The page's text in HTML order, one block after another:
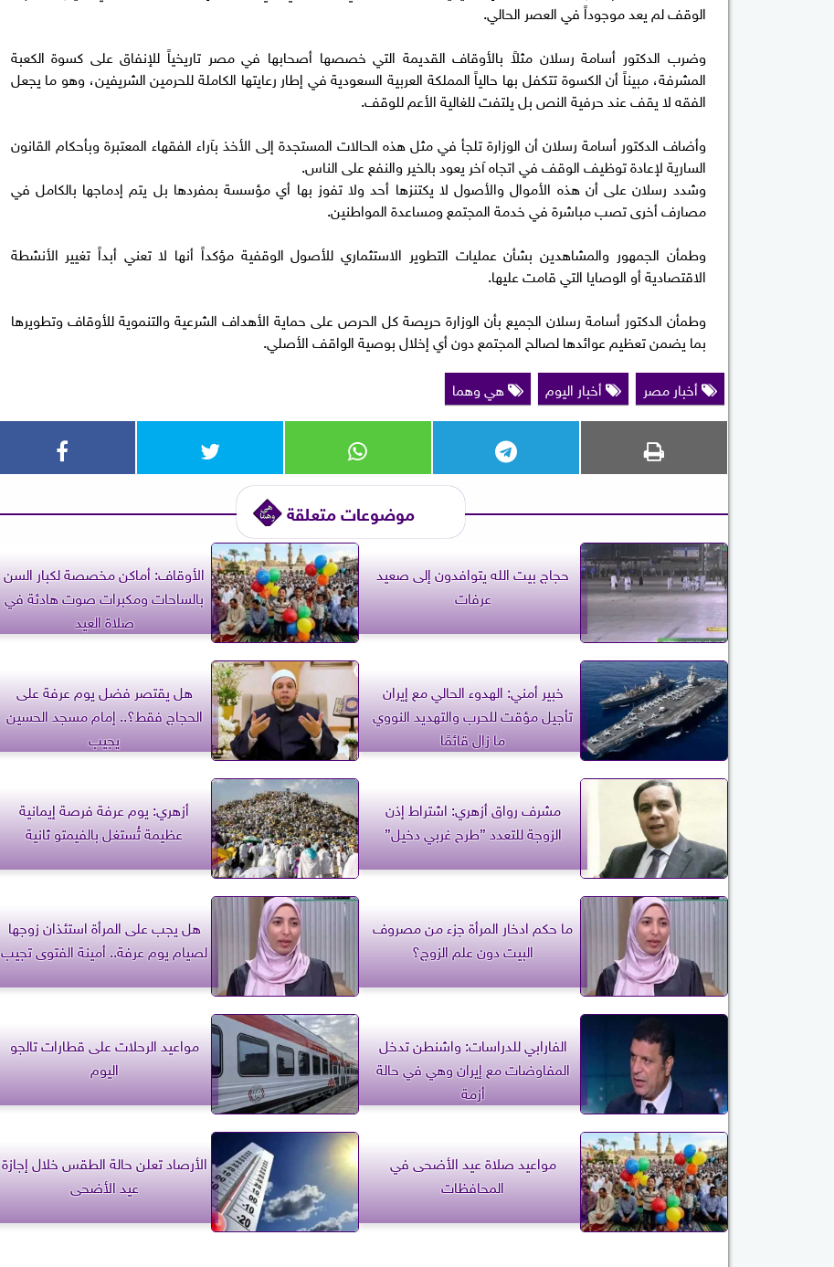
الوقف لم يعد موجوداً في العصر الحالي.
وضرب الدكتور أسامة رسلان مثلاً بالأوقاف القديمة التي خصصها أصحابها في مصر تاريخياً للإنفاق على كسوة الكعبة
المشرفة، مبيناً أن الكسوة تتكفل بها حالياً المملكة العربية السعودية في إطار رعايتها الكاملة للحرمين الشريفين، وهو ما يجعل
الفقه لا يقف عند حرفية النص بل يلتفت للغالية الأعم للوقف.
وأضاف الدكتور أسامة رسلان أن الوزارة تلجأ في مثل هذه الحالات المستجدة إلى الأخذ بآراء الفقهاء المعتبرة وبأحكام القانون
السارية لإعادة توظيف الوقف في اتجاه آخر يعود بالخير والنفع على الناس.
وشدد رسلان على أن هذه الأموال والأصول لا يكتنزها أحد ولا تفوز بها أي مؤسسة بمفردها بل يتم إدماجها بالكامل في
مصارف أخرى تصب مباشرة في خدمة المجتمع ومساعدة المواطنين.
وطمأن الجمهور والمشاهدين بشأن عمليات التطوير الاستثماري للأصول الوقفية مؤكداً أنها لا تعني أبداً تغيير الأنشطة
الاقتصادية أو الوصايا التي قامت عليها.
وطمأن الدكتور أسامة رسلان الجميع بأن الوزارة حريصة كل الحرص على حماية الأهداف الشرعية والتنموية للأوقاف وتطويرها
بما يضمن تعظيم عوائدها لصالح المجتمع دون أي إخلال بوصية الواقف الأصلي.
أخبار مصر
أخبار اليوم هي وهما
موضوعات متعلقة
حجاج بيت الله يتوافدون إلى صعيد
عرفات
الأوقاف: أماكن مخصصة لكبار السن
بالساحات ومكبرات صوت هادئة في
صلاة العيد
خبير أمني: الهدوء الحالي مع إيران
تأجيل مؤقت للحرب والتهديد النووي
ما زال قائمًا
هل يقتصر فضل يوم عرفة على
الحجاج فقط؟.. إمام مسجد الحسين
يجيب
مشرف رواق أزهري: اشتراط إذن
الزوجة للتعدد ”طرح غربي دخيل”
أزهري: يوم عرفة فرصة إيمانية
عظيمة تُستغل بالفيمتو ثانية
ما حكم ادخار المرأة جزء من مصروف
البيت دون علم الزوج؟
هل يجب على المرأة استئذان زوجها
لصيام يوم عرفة.. أمينة الفتوى تجيب
الفارابي للدراسات: واشنطن تدخل
المفاوضات مع إيران وهي في حالة
أزمة
مواعيد الرحلات على قطارات تالجو
اليوم
مواعيد صلاة عيد الأضحى في
المحافظات
الأرصاد تعلن حالة الطقس خلال إجازة
عيد الأضحى